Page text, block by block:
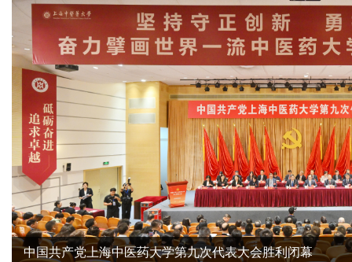
中国共产党上海中医药大学第九次代表大会胜利闭幕